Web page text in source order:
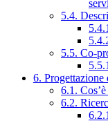
5.4.
5.5. Co-
6. Progettazione
6.1.
6.2.